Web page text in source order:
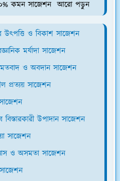
কমন সাজেশন আরো পড়ুন
উৎপত্তি ও বিকাশ সাজেশন
মর্যাদা সাজেশন
মতবাদ ও অবদান সাজেশন
প্রত্যয় সাজেশন
উপাদান সাজেশন
সাজেশন
ও অসমতা সাজেশন